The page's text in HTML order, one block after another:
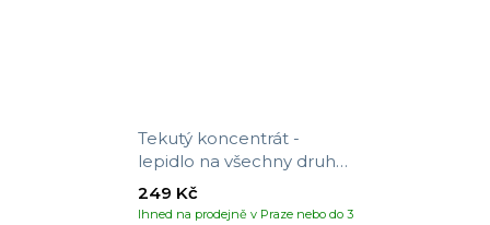
Tekutý koncentrát -
lepidlo na všechny druhy
tapet
Ihned na prodejně v Praze nebo do 3
249 Kč